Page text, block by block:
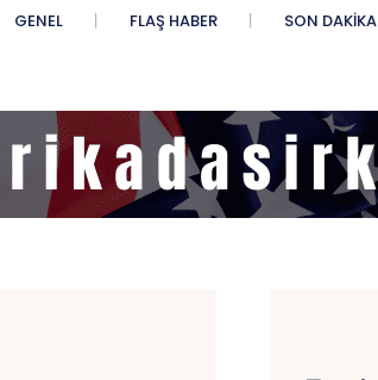
GENEL FLAŞ HABER SON DAKIKA